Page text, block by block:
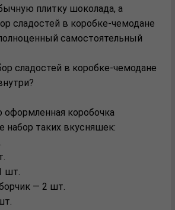
плитку шоколада, а
сладостей в коробке-чемодане
самостоятельный
сладостей в коробке-чемодане
оформленная коробочка
набор таких вкусняшек:
шт.
— 2 шт.